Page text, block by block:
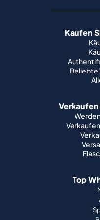
Kaufen
Beliebte
Top